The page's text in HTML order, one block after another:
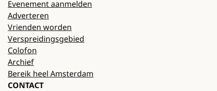
Evenement aanmelden
Adverteren
Vrienden worden
Verspreidingsgebied
Colofon
Archief
Bereik heel Amsterdam
CONTACT